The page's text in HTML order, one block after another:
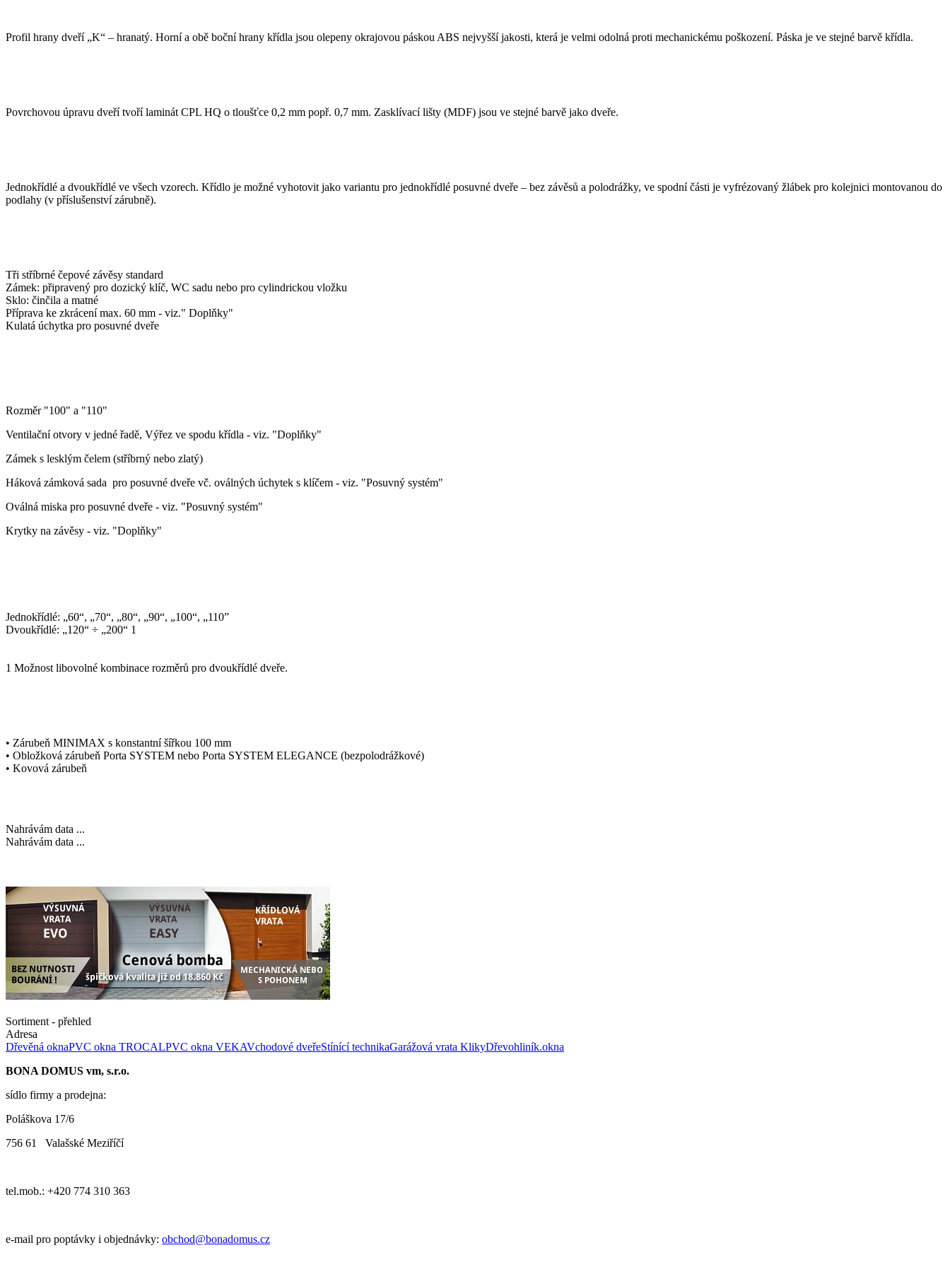
Profil hrany dveří „K“ – hranatý. Horní a obě boční hrany křídla jsou olepeny okrajovou páskou ABS nejvyšší jakosti, která je velmi odolná proti mechanickému poškození. Páska je ve stejné barvě křídla.
Povrchovou úpravu dveří tvoří laminát CPL HQ o tloušťce 0,2 mm popř. 0,7 mm. Zasklívací lišty (MDF) jsou ve stejné barvě jako dveře.
Jednokřídlé a dvoukřídlé ve všech vzorech. Křídlo je možné vyhotovit jako variantu pro jednokřídlé posuvné dveře – bez závěsů a polodrážky, ve spodní části je vyfrézovaný žlábek pro kolejnici montovanou do
podlahy (v příslušenství zárubně).
Tři stříbrné čepové závěsy standard
Zámek: připravený pro dozický klíč, WC sadu nebo pro cylindrickou vložku
Sklo: činčila a matné
Příprava ke zkrácení max. 60 mm - viz." Doplňky"
Kulatá úchytka pro posuvné dveře
Rozměr "100" a "110"
Ventilační otvory v jedné řadě, Výřez ve spodu křídla - viz. "Doplňky"
Zámek s lesklým čelem (stříbrný nebo zlatý)
Háková zámková sada pro posuvné dveře vč. oválných úchytek s klíčem - viz. "Posuvný systém"
Oválná miska pro posuvné dveře - viz. "Posuvný systém"
Krytky na závěsy - viz. "Doplňky"
Jednokřídlé: „60“, „70“, „80“, „90“, „100“, „110”
Dvoukřídlé: „120“ ÷ „200“ 1
1 Možnost libovolné kombinace rozměrů pro dvoukřídlé dveře.
• Zárubeň MINIMAX s konstantní šířkou 100 mm
• Obložková zárubeň Porta SYSTEM nebo Porta SYSTEM ELEGANCE (bezpolodrážkové)
• Kovová zárubeň
Nahrávám data ...
Nahrávám data ...
Sortiment - přehled
Adresa
Dřevěná oknaPVC okna TROCALPVC okna VEKAVchodové dveřeStínící technikaGarážová vrata KlikyDřevohliník.okna
BONA DOMUS vm, s.r.o.
sídlo firmy a prodejna:
Poláškova 17/6
756 61 Valašské Meziříčí
tel.mob.: +420 774 310 363
e-mail pro poptávky i objednávky: obchod@bonadomus.cz